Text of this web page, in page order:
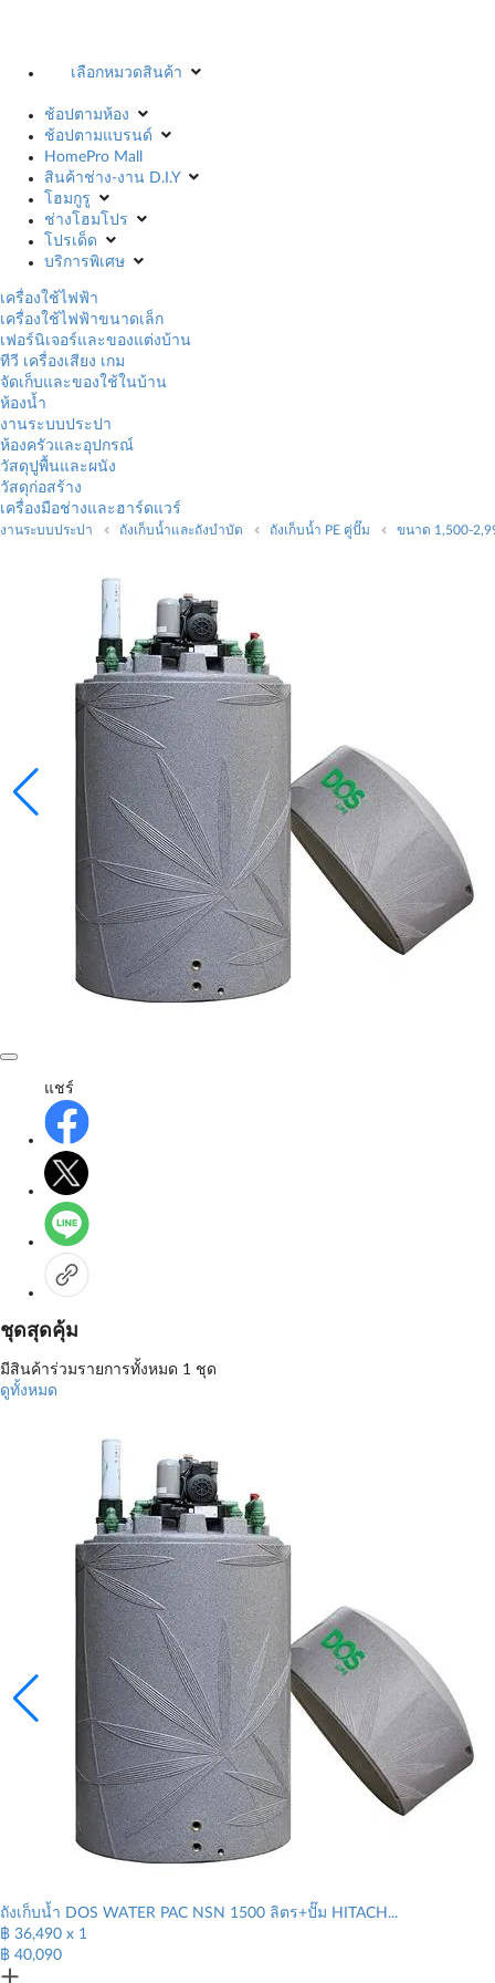
เลือกหมวดสินค้า
ช้อปตามห้อง
ช้อปตามแบรนด์
HomePro Mall
สินค้าช่าง-งาน D.I.Y
โฮมกูรู
ช่างโฮมโปร
โปรเด็ด
บริการพิเศษ
เครื่องใช้ไฟฟ้า
เครื่องใช้ไฟฟ้าขนาดเล็ก
เฟอร์นิเจอร์และของแต่งบ้าน
ทีวี เครื่องเสียง เกม
จัดเก็บและของใช้ในบ้าน
ห้องน้ำ
งานระบบประปา
ห้องครัวและอุปกรณ์
วัสดุปูพื้นและผนัง
วัสดุก่อสร้าง
เครื่องมือช่างและฮาร์ดแวร์
งานระบบประปา ถังเก็บน้ำและถังบำบัด ถังเก็บน้ำ PE คู่ปั๊ม ขนาด 1,500-
แชร์
ชุดสุดคุ้ม
มีสินค้าร่วมรายการทั้งหมด 1 ชุด
ดูทั้งหมด
ถังเก็บน้ำ DOS WATER PAC NSN 1500 ลิตร+ปั๊ม HITACH...
฿ 36,490 x 1
฿ 40,090